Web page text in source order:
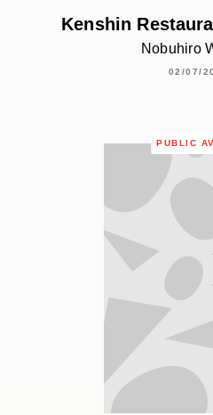
Kenshin
Nobuhiro
02/07/
PUBLIC